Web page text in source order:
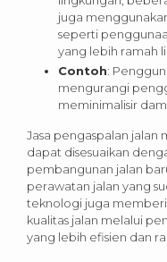
juga
seperti
yang lebih ramah
Contoh:
mengurangi
meminimalisir
Jasa pengaspalan jalan
dapat disesuaikan
pembangunan jalan
perawatan jalan yang
teknologi juga
kualitas jalan melalui
yang lebih efisien dan